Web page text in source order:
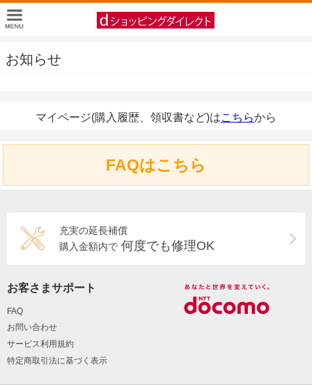
お知らせ
マイページ(購入履歴、領収書など)はこちらから
FAQはこちら
充実の延長補償
購入金額内で 何度でも修理OK
お客さまサポート
FAQ
お問い合わせ
サービス利用規約
特定商取引法に基づく表示